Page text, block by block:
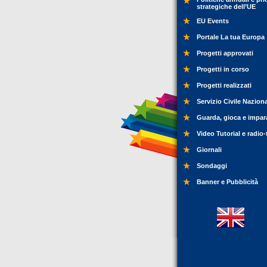
strategiche dell’UE
EU Events
Portale La tua Europa
Progetti approvati
Progetti in corso
Progetti realizzati
Servizio Civile
Guarda, gioca e
Video Tutorial e
Giornali
Sondaggi
Banner e Pubblicità